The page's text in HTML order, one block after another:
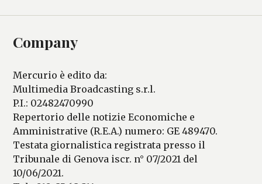
Company
Mercurio è edito da:
Multimedia Broadcasting s.r.l.
P.I.: 02482470990
Repertorio delle notizie Economiche e
Amministrative (R.E.A.) numero: GE 489470.
Testata giornalistica registrata presso il
Tribunale di Genova iscr. n° 07/2021 del
10/06/2021.